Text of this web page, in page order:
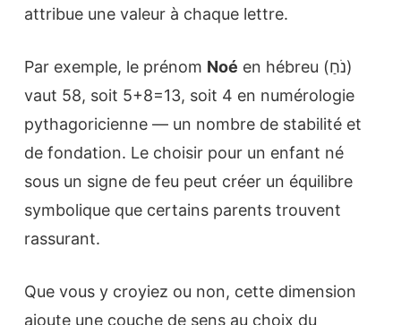
attribue une valeur à chaque lettre.
Par exemple, le prénom Noé en hébreu (נֹחַ)
vaut 58, soit 5+8=13, soit 4 en numérologie
pythagoricienne — un nombre de stabilité et
de fondation. Le choisir pour un enfant né
sous un signe de feu peut créer un équilibre
symbolique que certains parents trouvent
rassurant.
Que vous y croyiez ou non, cette dimension
ajoute une couche de sens au choix du